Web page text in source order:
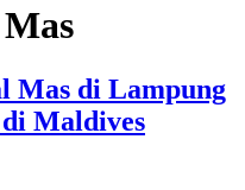
Mas di Lampung
di Maldives